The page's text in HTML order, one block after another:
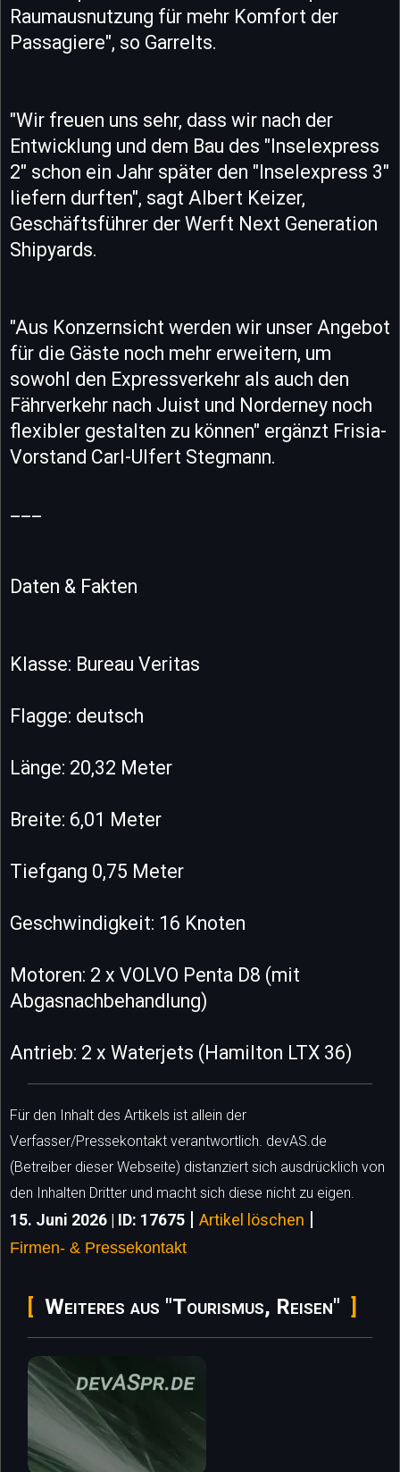
Raumausnutzung für mehr Komfort der
Passagiere", so Garrelts.
"Wir freuen uns sehr, dass wir nach der
Entwicklung und dem Bau des "Inselexpress
2" schon ein Jahr später den "Inselexpress 3"
liefern durften", sagt Albert Keizer,
Geschäftsführer der Werft Next Generation
Shipyards.
"Aus Konzernsicht werden wir unser Angebot
für die Gäste noch mehr erweitern, um
sowohl den Expressverkehr als auch den
Fährverkehr nach Juist und Norderney noch
flexibler gestalten zu können" ergänzt Frisia-
Vorstand Carl-Ulfert Stegmann.
Daten & Fakten
Klasse: Bureau Veritas
Flagge: deutsch
Länge: 20,32 Meter
Breite: 6,01 Meter
Tiefgang 0,75 Meter
Geschwindigkeit: 16 Knoten
Motoren: 2 x VOLVO Penta D8 (mit
Abgasnachbehandlung)
Antrieb: 2 x Waterjets (Hamilton LTX 36)
Für den Inhalt des Artikels ist allein der
Verfasser/Pressekontakt verantwortlich. devAS.de
(Betreiber dieser Webseite) distanziert sich ausdrücklich von
den Inhalten Dritter und macht sich diese nicht zu eigen.
15. Juni 2026 | ID: 17675 | Artikel löschen |
Firmen- & Pressekontakt
Weiteres aus "Tourismus, Reisen"